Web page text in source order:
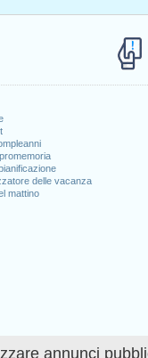
annunci
delle vacanza
mattino